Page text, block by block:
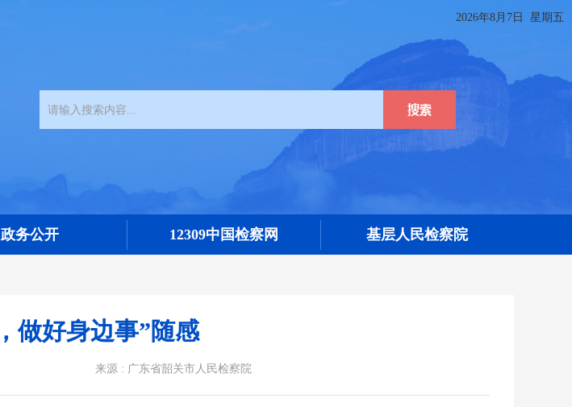
2026年8月7日 星期五
政务公开 12309中国检察网 基层人民检察院
做好身边事”随感
来源 : 广东省韶关市人民检察院